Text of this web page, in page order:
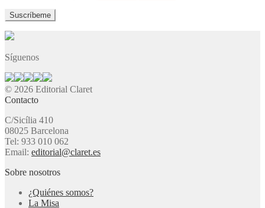
Síguenos
© 2026 Editorial Claret
Contacto
C/Sicília 410
08025 Barcelona
Tel: 933 010 062
Email: editorial@claret.es
Sobre nosotros
¿Quiénes somos?
La Misa